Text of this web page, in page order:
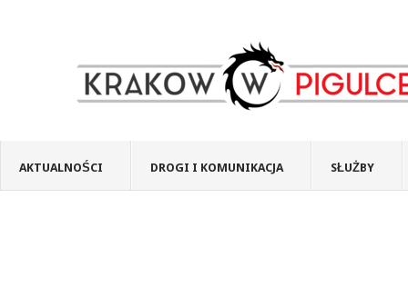
AKTUALNOŚCI DROGI I KOMUNIKACJA SŁUŻBY